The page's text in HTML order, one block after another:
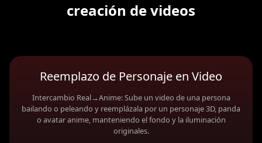
creación de videos
Reemplazo de Personaje en Video
Intercambio Real→Anime: Sube un video de una persona
bailando o peleando y reemplázala por un personaje 3D, panda
o avatar anime, manteniendo el fondo y la iluminación
originales.